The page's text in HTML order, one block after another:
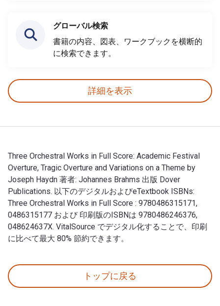
グローバル検索
書籍の内容、図表、ワークブックを横断的
に検索できます。
詳細を表示
Three Orchestral Works in Full Score: Academic Festival
Overture, Tragic Overture and Variations on a Theme by
Joseph Haydn 著者: Johannes Brahms 出版 Dover
Publications. 以下のデジタルおよびeTextbook ISBNs:
Three Orchestral Works in Full Score : 9780486315171,
0486315177 および 印刷版のISBNは 9780486246376,
048624637X. VitalSource でデジタル化することで、印刷
に比べて最大 80% 節約できます。
トップに戻る